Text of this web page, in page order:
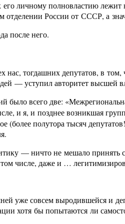
личному полновластию
отделении России от СССР, а
после него.
нас, тогдашних депутатов, в
— уступил авторитет высшей
было всего две:
и я, и позднее возникшая
(более полутора тысяч
— ничто не мешало принять
том числе, даже и …
уже совсем выродившейся и
хотя бы попытаются ли